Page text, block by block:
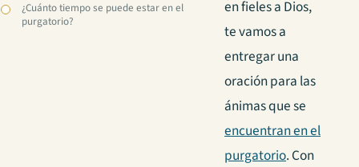
¿Cuánto tiempo se puede estar en el
purgatorio?
en fieles a Dios,
te vamos a
entregar una
oración para las
ánimas que se
encuentran en el
purgatorio. Con